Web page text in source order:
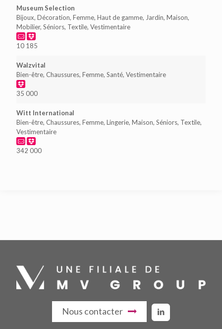
Museum Selection
Bijoux, Décoration, Femme, Haut de gamme, Jardin, Maison,
Mobilier, Séniors, Textile, Vestimentaire
10 185
Walzvital
Bien-être, Chaussures, Femme, Santé, Vestimentaire
35 000
Witt International
Bien-être, Chaussures, Femme, Lingerie, Maison, Séniors, Textile,
Vestimentaire
342 000
Nous contacter